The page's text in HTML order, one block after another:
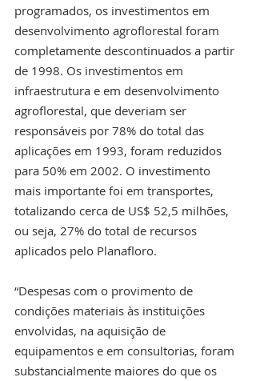
programados, os investimentos em
desenvolvimento agroflorestal foram
completamente descontinuados a partir
de 1998. Os investimentos em
infraestrutura e em desenvolvimento
agroflorestal, que deveriam ser
responsáveis por 78% do total das
aplicações em 1993, foram reduzidos
para 50% em 2002. O investimento
mais importante foi em transportes,
totalizando cerca de US$ 52,5 milhões,
ou seja, 27% do total de recursos
aplicados pelo Planafloro.
“Despesas com o provimento de
condições materiais às instituições
envolvidas, na aquisição de
equipamentos e em consultorias, foram
substancialmente maiores do que os